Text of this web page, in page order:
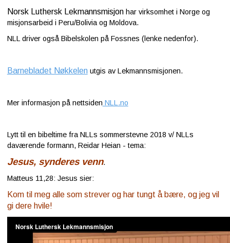
Norsk Luthersk Lekmannsmisjonhar virksomhet i Norge og
misjonsarbeid i Peru/Bolivia og Moldova.
NLL driver også Bibelskolen på Fossnes (lenke nedenfor).
Barnebladet Nøkkelenutgis av Lekmannsmisjonen.
Mer informasjon på nettsiden NLL.no
Lytt til en bibeltime fra NLLs sommerstevne 2018 v/ NLLs
daværende formann, Reidar Heian - tema:
Jesus, synderes venn.
Matteus 11,28: Jesus sier:
Kom til meg alle som strever og har tungt å bære, og jeg vil
gi dere hvile!